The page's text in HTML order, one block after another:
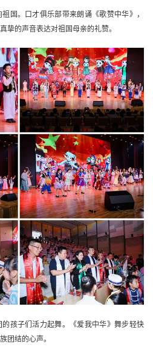
国。口才俱乐部带来朗诵《歌赞中华》，
挚的声音表达对祖国母亲的礼赞。
孩子们活力起舞。《爱我中华》舞步轻快
团结的心声。